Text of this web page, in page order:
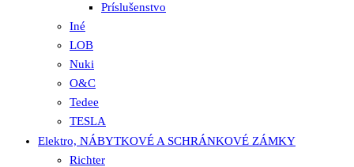
Príslušenstvo
Iné
LOB
Nuki
O&C
Tedee
TESLA
Elektro, NÁBYTKOVÉ A SCHRÁNKOVÉ ZÁMKY
Richter